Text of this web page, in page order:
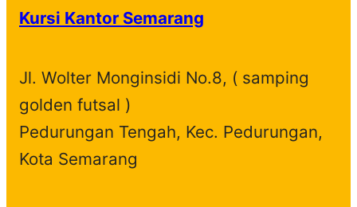
Kursi Kantor Semarang
Jl. Wolter Monginsidi No.8, ( samping
golden futsal )
Pedurungan Tengah, Kec. Pedurungan,
Kota Semarang